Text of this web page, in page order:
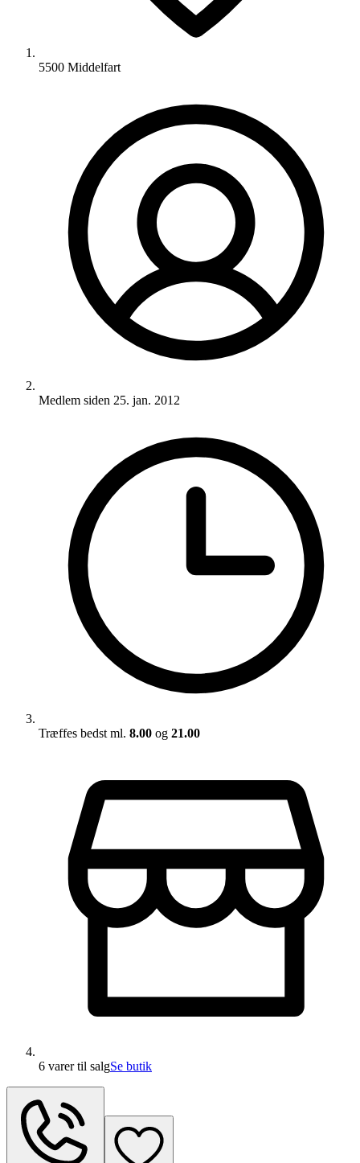
5500 Middelfart
Medlem siden 25. jan. 2012
Træffes bedst ml. 8.00 og 21.00
6 varertil salgSe butik